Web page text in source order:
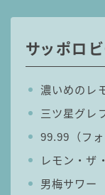
檸檬堂
オリオンビー
natura
ちゅら
合同酒精
その他メーカ
素滴しぼり
サッポロ
濃いめのレ
三ツ星グレ
99.99（フォ
レモン・ザ
男梅サワー